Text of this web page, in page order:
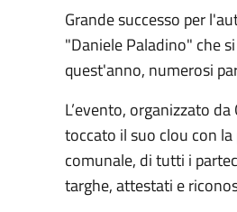
Grande successo per
"Daniele Paladino" che
quest'anno, numerosi
L’evento, organizzato
toccato il suo clou con
comunale, di tutti i
targhe, attestati e